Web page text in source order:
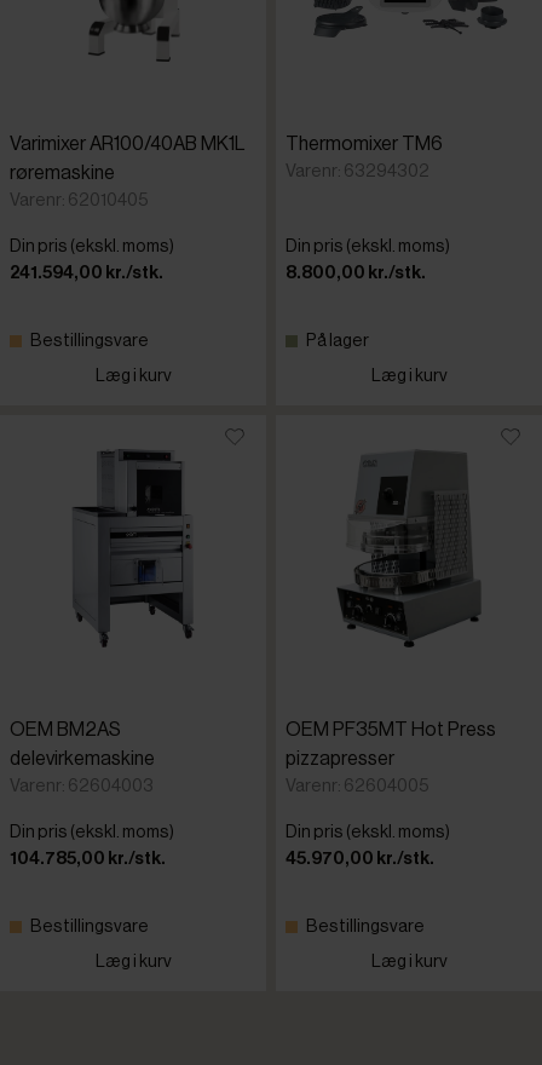
Varimixer AR100/40AB MK1L
røremaskine
Varenr: 62010405
Din pris (ekskl. moms)
241.594,00 kr./stk.
Bestillingsvare
Læg i kurv
Thermomixer TM6
Varenr: 63294302
Din pris (ekskl. moms)
8.800,00 kr./stk.
På lager
Læg i kurv
OEM BM2AS
delevirkemaskine
Varenr: 62604003
Din pris (ekskl. moms)
104.785,00 kr./stk.
Bestillingsvare
Læg i kurv
OEM PF35MT Hot Press
pizzapresser
Varenr: 62604005
Din pris (ekskl. moms)
45.970,00 kr./stk.
Bestillingsvare
Læg i kurv